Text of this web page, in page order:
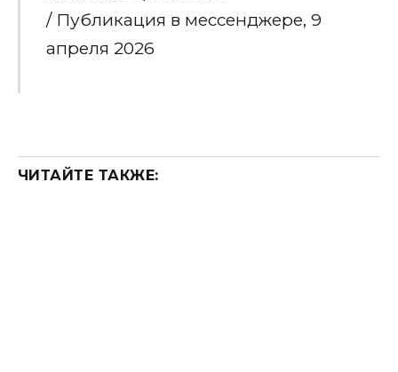
/ Публикация в мессенджере, 9
апреля 2026
ЧИТАЙТЕ ТАКЖЕ: